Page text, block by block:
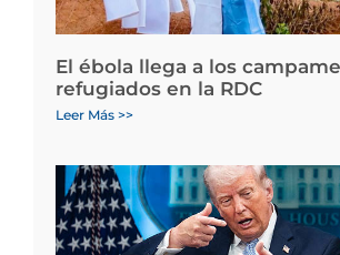
El ébola llega a los
refugiados en la RDC
Leer Más >>